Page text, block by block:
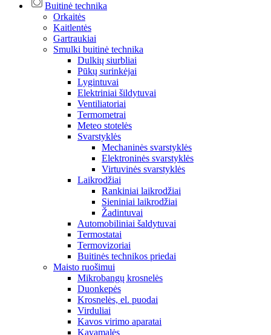
Buitinė technika
Orkaitės
Kaitlentės
Gartraukiai
Smulki buitinė technika
Dulkių siurbliai
Pūkų surinkėjai
Lygintuvai
Elektriniai šildytuvai
Ventiliatoriai
Termometrai
Meteo stotelės
Svarstyklės
Mechaninės svarstyklės
Elektroninės svarstyklės
Virtuvinės svarstyklės
Laikrodžiai
Rankiniai laikrodžiai
Sieniniai laikrodžiai
Žadintuvai
Automobiliniai šaldytuvai
Termostatai
Termovizoriai
Buitinės technikos priedai
Maisto ruošimui
Mikrobangų krosnelės
Duonkepės
Krosnelės, el. puodai
Virduliai
Kavos virimo aparatai
Kavamalės